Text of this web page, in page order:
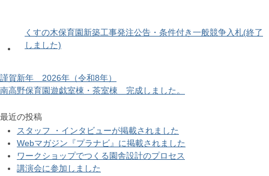
くすの木保育園新築工事発注公告・条件付き一般競争入札(終了
しました)
謹賀新年 2026年（令和8年）
南高野保育園遊戯室棟・茶室棟 完成しました。
最近の投稿
スタッフ ・インタビューが掲載されました
Webマガジン『プラナビ』に掲載されました
ワークショップでつくる園舎設計のプロセス
講演会に参加しました